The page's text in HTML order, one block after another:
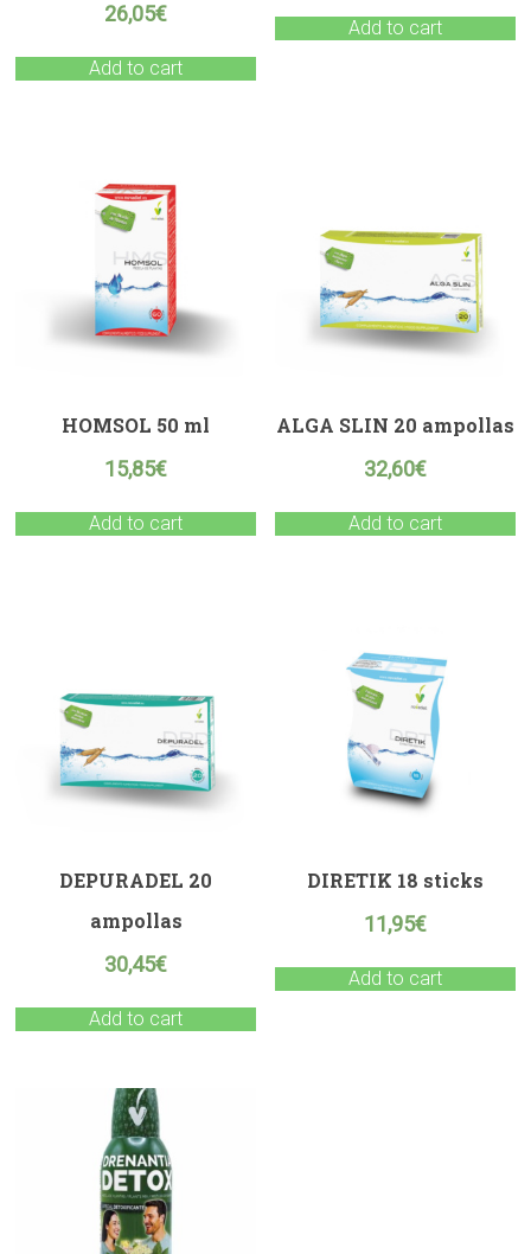
26,05€
Add to cart
Add to cart
HOMSOL 50 ml
15,85€
Add to cart
ALGA SLIN 20 ampollas
32,60€
Add to cart
DEPURADEL 20
ampollas
30,45€
Add to cart
DIRETIK 18 sticks
11,95€
Add to cart